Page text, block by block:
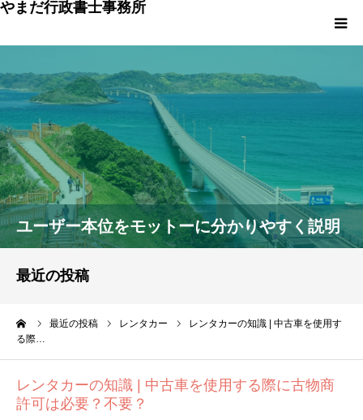
やまだ行政書士事務所
ユーザー本位をモットーに分かりやすく説明
最近の投稿
最近の投稿 レンタカー
レンタカーの知識 | 中古車を使用す
る際…
レンタカーの知識 | 中古車を使用する際に古物商
許可は必要？不要？
トップページ
事務所について
ご挨拶
料金のご説明